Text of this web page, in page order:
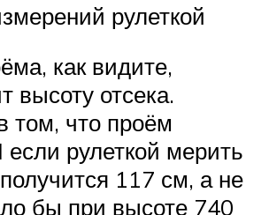
рулеткой
как видите,
высоту отсека.
том, что проём
если рулеткой мерить
117 см, а не
бы при высоте 740